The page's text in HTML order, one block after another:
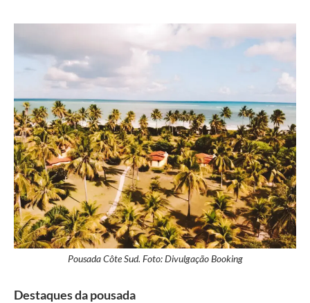
Pousada Côte Sud. Foto: Divulgação Booking
Destaques da pousada